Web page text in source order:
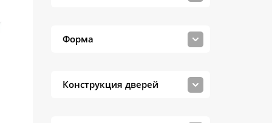
Форма
Конструкция дверей